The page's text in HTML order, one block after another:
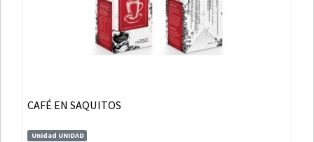
CAFÉ EN SAQUITOS
Unidad UNIDAD